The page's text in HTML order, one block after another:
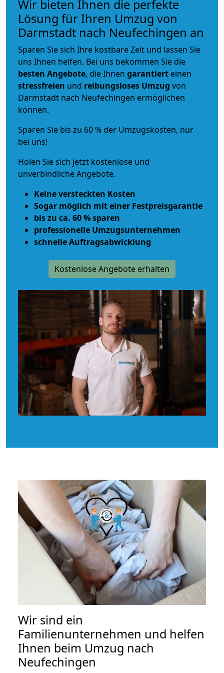
Wir bieten Ihnen die perfekte
Lösung für Ihren Umzug von
Darmstadt nach Neufechingen an
Sparen Sie sich Ihre kostbare Zeit und lassen Sie
uns Ihnen helfen. Bei uns bekommen Sie die
besten Angebote, die Ihnen garantiert einen
stressfreien und reibungsloses Umzug von
Darmstadt nach Neufechingen ermöglichen
können.
Sparen Sie bis zu 60 % der Umzugskosten, nur
bei uns!
Holen Sie sich jetzt kostenlose und
unverbindliche Angebote.
Keine versteckten Kosten
Sogar möglich mit einer Festpreisgarantie
bis zu ca. 60 % sparen
professionelle Umzugsunternehmen
schnelle Auftragsabwicklung
Kostenlose Angebote erhalten
Wir sind ein
Familienunternehmen und helfen
Ihnen beim Umzug nach
Neufechingen